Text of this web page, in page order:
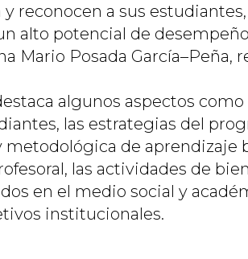
reconocen a sus
alto potencial de
Mario Posada García–Peña,
algunos aspectos
las estrategias del
de aprendizaje
las actividades de
en el medio social y
institucionales.